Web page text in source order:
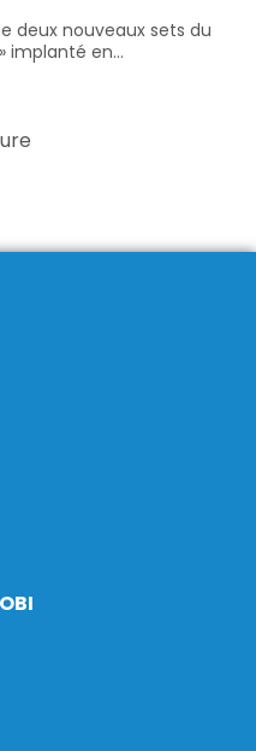
deux nouveaux sets du
implanté en...